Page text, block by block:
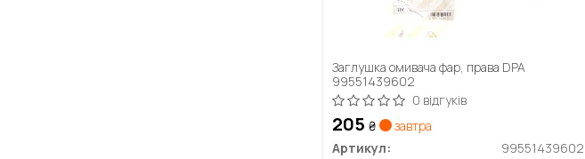
Заглушка омивача фар, права DPA
99551439602
0 відгуків
205 ₴
завтра
Артикул:
99551439602